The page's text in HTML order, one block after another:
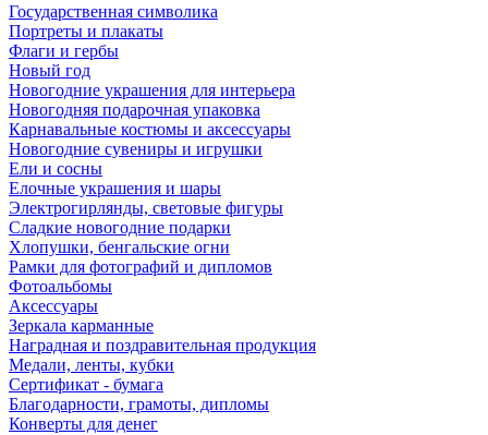
Государственная символика
Портреты и плакаты
Флаги и гербы
Новый год
Новогодние украшения для интерьера
Новогодняя подарочная упаковка
Карнавальные костюмы и аксессуары
Новогодние сувениры и игрушки
Ели и сосны
Елочные украшения и шары
Электрогирлянды, световые фигуры
Сладкие новогодние подарки
Хлопушки, бенгальские огни
Рамки для фотографий и дипломов
Фотоальбомы
Аксессуары
Зеркала карманные
Наградная и поздравительная продукция
Медали, ленты, кубки
Сертификат - бумага
Благодарности, грамоты, дипломы
Конверты для денег